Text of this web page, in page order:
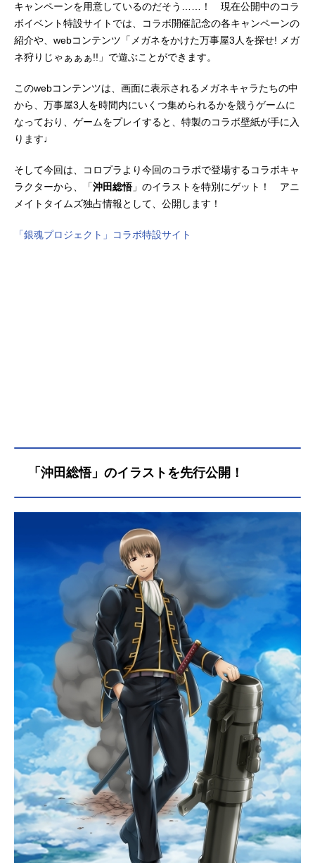
キャンペーンを用意しているのだそう……！ 現在公開中のコラ
ボイベント特設サイトでは、コラボ開催記念の各キャンペーンの
紹介や、webコンテンツ「メガネをかけた万事屋3人を探せ! メガ
ネ狩りじゃぁぁぁ!!」で遊ぶことができます。
このwebコンテンツは、画面に表示されるメガネキャラたちの中
から、万事屋3人を時間内にいくつ集められるかを競うゲームに
なっており、ゲームをプレイすると、特製のコラボ壁紙が手に入
ります♩
そして今回は、コロプラより今回のコラボで登場するコラボキャ
ラクターから、「沖田総悟 」のイラストを特別にゲット！ アニ
メイトタイムズ独占情報として、公開します！
「銀魂プロジェクト」コラボ特設サイト
「沖田総悟」のイラストを先行公開！